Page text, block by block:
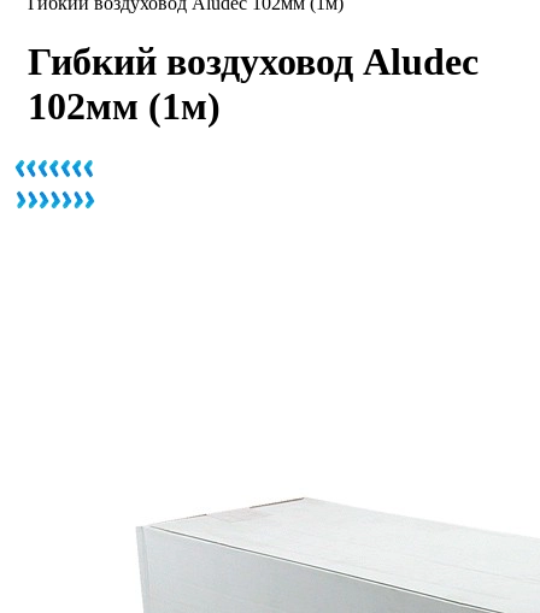
Гибкий воздуховод Aludec
102мм (1м)